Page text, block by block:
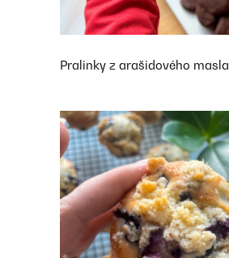
Pralinky z arašidového masla